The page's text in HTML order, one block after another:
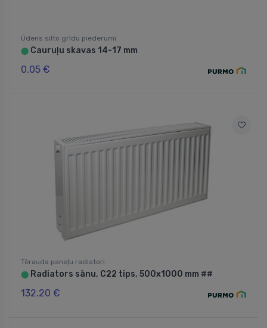
Ūdens silto grīdu piederumi
⬤ Cauruļu skavas 14-17 mm
0.05 €
Tērauda paneļu radiatori
⬤ Radiators sānu, C22 tips, 500x1000 mm ##
132.20 €